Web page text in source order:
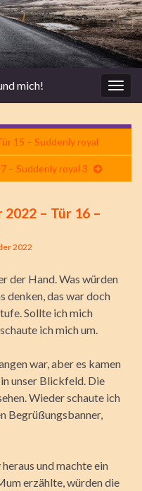
mich!
15 – Suddenly royal
– Suddenly royal 3
– Tür 16 –
2022
der Hand. Was würden
denken, das war doch
Sollte ich mich
ich mich um.
war, aber es kamen
unser Blickfeld. Die
Wieder schaute ich
Begrüßungsbanner,
und machte ein
erzählte, würden die